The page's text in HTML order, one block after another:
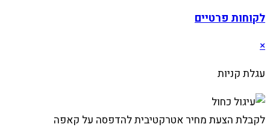
לקוחות פרטיים
×
עגלת קניות
לקבלת הצעת מחיר אטרקטיבית להדפסה על קאפה